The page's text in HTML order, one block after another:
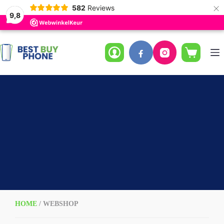
9,8
582 Reviews ×
Ga
naar
de
inhoud
HOME / WEBSHOP